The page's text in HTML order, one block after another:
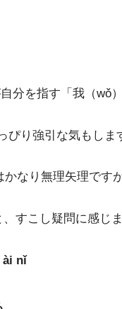
分を指す「我（wǒ
ぴり強引な気もし
なり無理矢理です
すこし疑問に感じ
ài nǐ